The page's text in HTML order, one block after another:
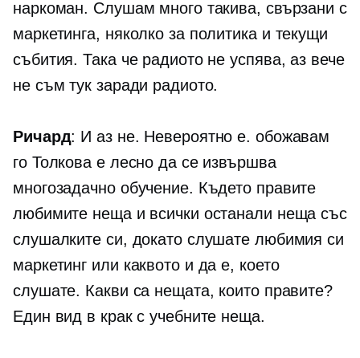
наркоман. Слушам много такива, свързани с
маркетинга, няколко за политика и текущи
събития. Така че радиото не успява, аз вече
не съм тук заради радиото.
Ричард: И аз не. Невероятно е. обожавам
го Толкова е лесно да се извършва
многозадачно обучение. Където правите
любимите неща и всички останали неща със
слушалките си, докато слушате любимия си
маркетинг или каквото и да е, което
слушате. Какви са нещата, които правите?
Един вид в крак с учебните неща.